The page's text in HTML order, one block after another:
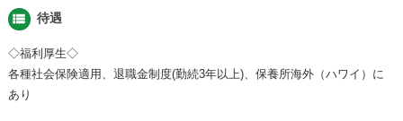
view_list 待遇
◇福利厚生◇
各種社会保険適用、退職金制度(勤続3年以上)、保養所海外（ハワイ）に
あり